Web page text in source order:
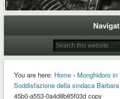
You are here: Home› Monghidoro in
Soddisfazione della sindaca
45b0-a553-0a4d8b85f03d copy